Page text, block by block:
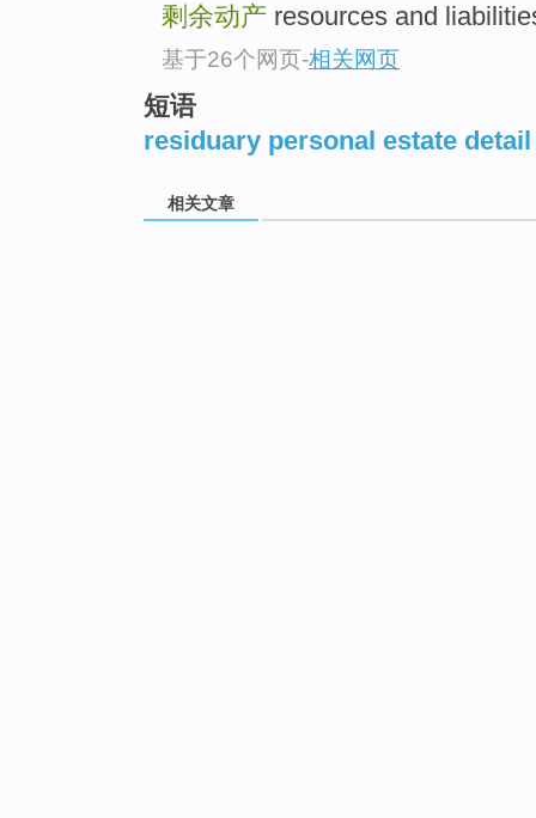
剩余动产 resources and
基于26个网页-相关网页
短语
residuary personal estate detail
相关文章